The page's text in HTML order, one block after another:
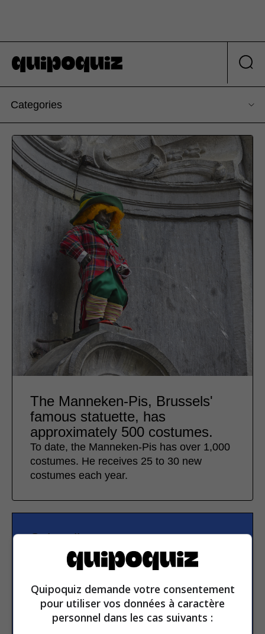
Categories
The Manneken-Pis, Brussels'
famous statuette, has
approximately 500 costumes.
To date, the Manneken-Pis has over 1,000
costumes. He receives 25 to 30 new
costumes each year.
Subscribe to our
newsletter
Email address
Quipoquiz demande votre consentement
pour utiliser vos données à caractère
personnel dans les cas suivants :